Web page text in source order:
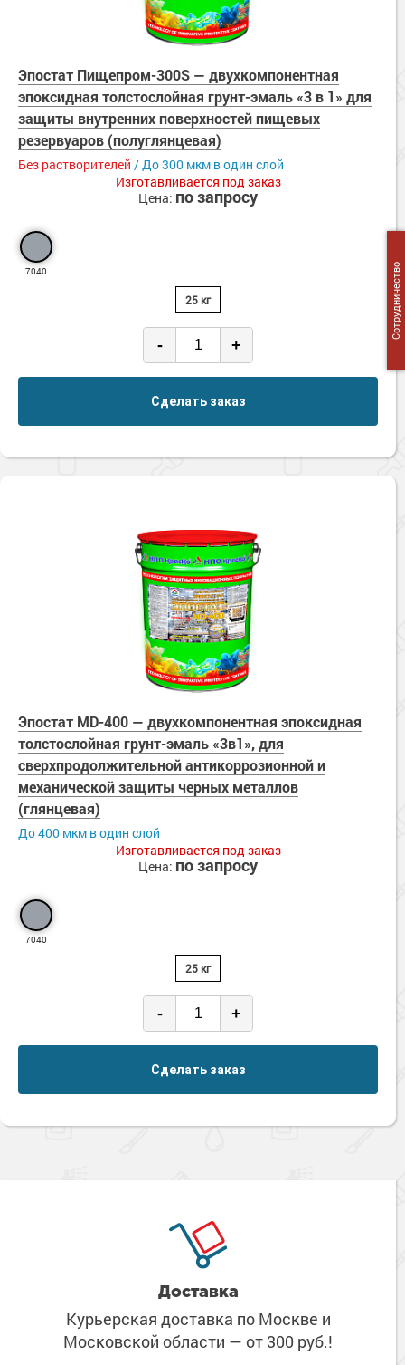
Эпостат Пищепром-300S — двухкомпонентная
эпоксидная толстослойная грунт-эмаль «3 в 1» для
защиты внутренних поверхностей пищевых
резервуаров (полуглянцевая)
Без растворителей / До 300 мкм в один слой
Изготавливается под заказ
Цена: по запросу
7040
25 кг
- +
Сделать заказ
Эпостат MD-400 — двухкомпонентная эпоксидная
толстослойная грунт-эмаль «3в1», для
сверхпродолжительной антикоррозионной и
механической защиты черных металлов
(глянцевая)
До 400 мкм в один слой
Изготавливается под заказ
Цена: по запросу
7040
25 кг
- +
Сделать заказ
Доставка
Курьерская доставка по Москве и
Московской области — от 300 руб.!
Сотрудничество